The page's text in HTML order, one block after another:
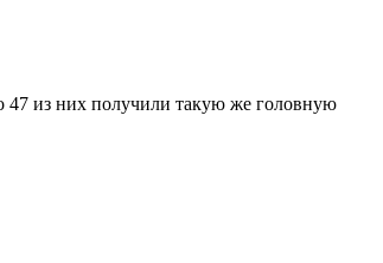
47 из них получили такую же головную